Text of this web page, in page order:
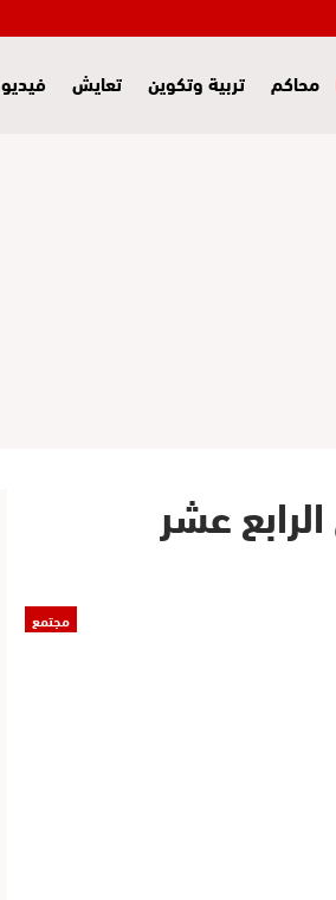
محاكم تربية وتكوين تعايش فيديو
عشر
مجتمع